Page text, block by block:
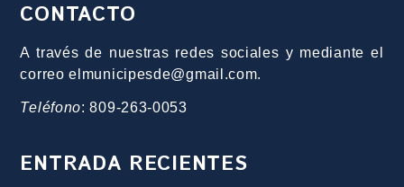
CONTACTO
A través de nuestras redes sociales y mediante el
correo elmunicipesde@gmail.com.
Teléfono: 809-263-0053
ENTRADA RECIENTES